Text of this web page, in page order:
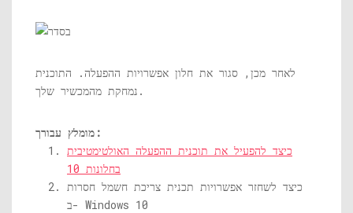
לאחר מכן, סגור את חלון אפשרויות ההפעלה. התוכנית
נמחקת מהמכשיר שלך.
מומלץ עבורך:
כיצד להפעיל את תוכנית ההפעלה האולטימטיבית
בחלונות 10
כיצד לשחזר אפשרויות תכנית צריכת חשמל חסרות
ב- Windows 10